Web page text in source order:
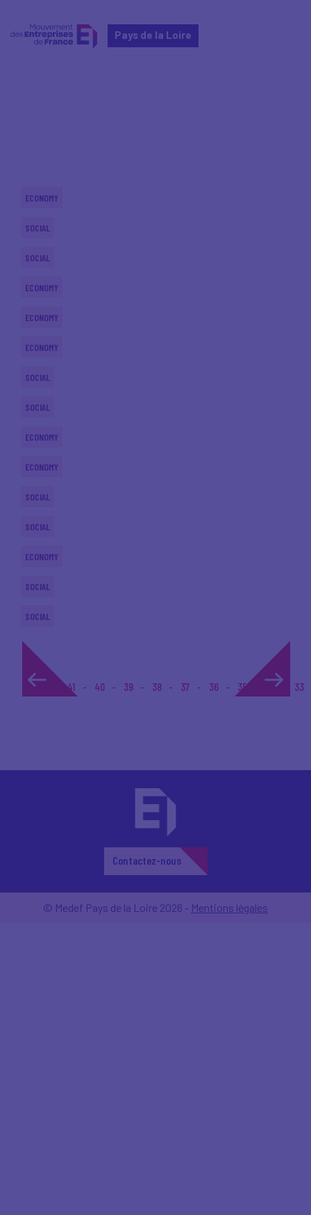
Pays de la Loire
ECONOMY
SOCIAL
SOCIAL
ECONOMY
ECONOMY
ECONOMY
SOCIAL
SOCIAL
ECONOMY
ECONOMY
SOCIAL
SOCIAL
ECONOMY
SOCIAL
SOCIAL
1... 41 40 39 38 37 36 35 34 33
Contactez-nous
© Medef Pays de la Loire 2026 - Mentions légales